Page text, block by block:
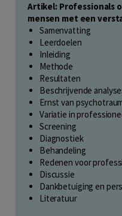
Artikel: Professionals
mensen met een
Samenvatting
Leerdoelen
Inleiding
Methode
Resultaten
Beschrijvende
Ernst van
Variatie in
Screening
Diagnostiek
Behandeling
Redenen voor
Discussie
Dankbetuiging en
Literatuur